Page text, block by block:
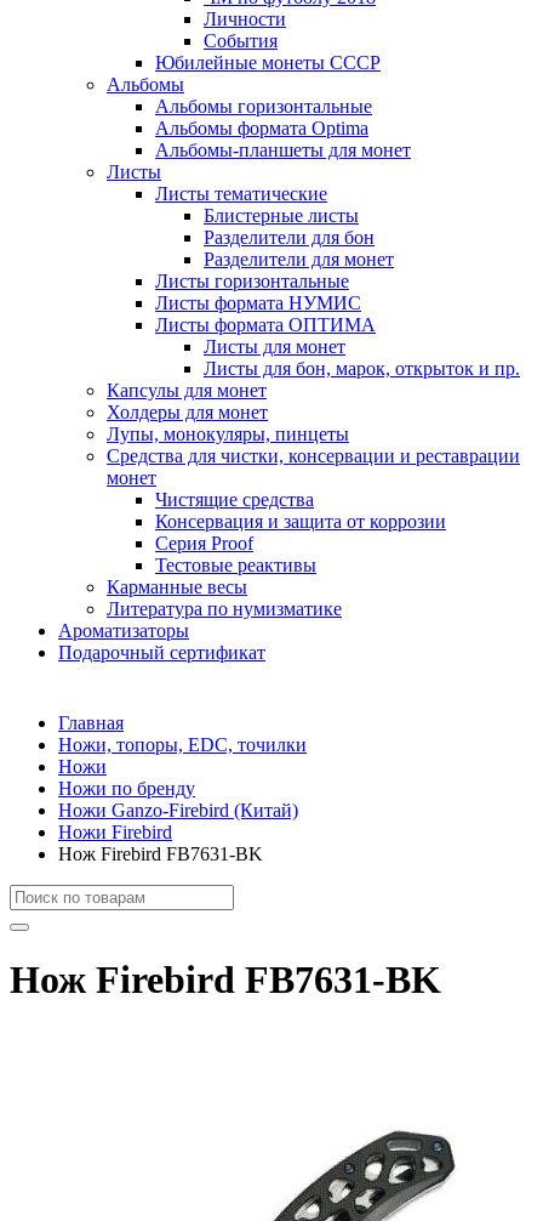
Личности
События
Юбилейные монеты СССР
Альбомы
Альбомы горизонтальные
Альбомы формата Optima
Альбомы-планшеты для монет
Листы
Листы тематические
Блистерные листы
Разделители для бон
Разделители для монет
Листы горизонтальные
Листы формата НУМИС
Листы формата ОПТИМА
Листы для монет
Листы для бон, марок, открыток и пр.
Капсулы для монет
Холдеры для монет
Лупы, монокуляры, пинцеты
Средства для чистки, консервации и реставрации
монет
Чистящие средства
Консервация и защита от коррозии
Серия Proof
Тестовые реактивы
Карманные весы
Литература по нумизматике
Ароматизаторы
Подарочный сертификат
Главная
Ножи, топоры, EDC, точилки
Ножи
Ножи по бренду
Ножи Ganzo-Firebird (Китай)
Ножи Firebird
Нож Firebird FB7631-BK
Нож Firebird FB7631-BK